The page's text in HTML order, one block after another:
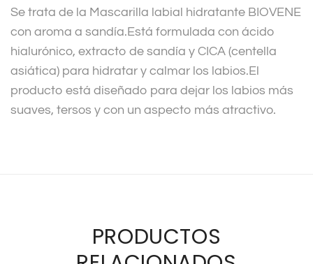
e
:
Se trata de la Mascarilla labial hidratante BIOVENE
con aroma a sandía.Está formulada con ácido
hialurónico, extracto de sandía y CICA (centella
asiática) para hidratar y calmar los labios.El
producto está diseñado para dejar los labios más
suaves, tersos y con un aspecto más atractivo.
PRODUCTOS